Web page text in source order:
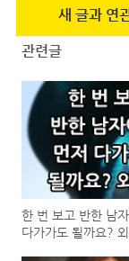
새 글과 연
관련글
한 번 보고 반한 남
다가가도 될까요?